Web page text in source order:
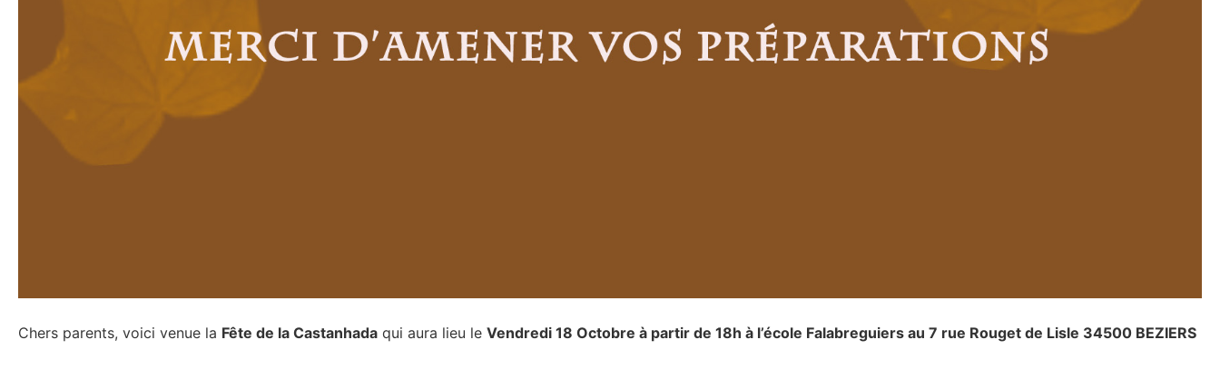
Chers parents, voici venue la Fête de la Castanhada qui aura lieu le Vendredi 18 Octobre à partir de 18h à l’école Falabreguiers au 7 rue Rouget de Lisle 34500 BEZIERS